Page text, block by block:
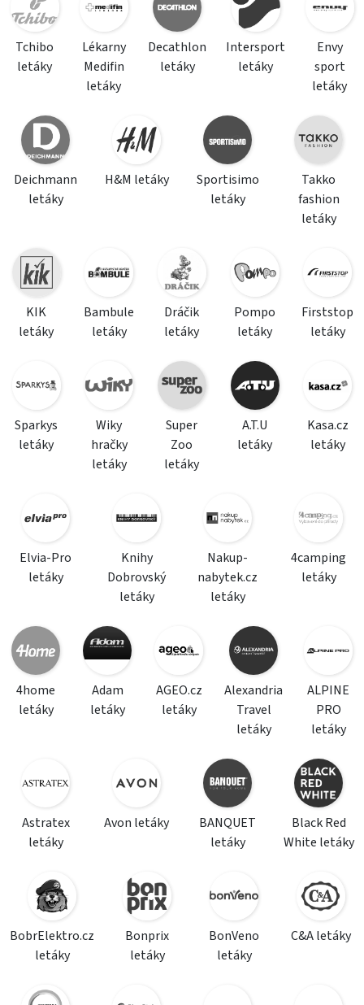
Tchibo
letáky
Lékarny
Medifin
letáky
Decathlon
letáky
Intersport
letáky
Envy
sport
letáky
Deichmann
letáky
H&M letáky
Sportisimo
letáky
Takko
fashion
letáky
KIK
letáky
Bambule
letáky
Dráčik
letáky
Pompo
letáky
Firststop
letáky
Sparkys
letáky
Wiky
hračky
letáky
Super
Zoo
letáky
A.T.U
letáky
Kasa.cz
letáky
Elvia-Pro
letáky
Knihy
Dobrovský
letáky
Nakup-
nabytek.cz
letáky
4camping
letáky
4home
letáky
Adam
letáky
AGEO.cz
letáky
Alexandria
Travel
letáky
ALPINE
PRO
letáky
Astratex
letáky
Avon letáky
BANQUET
letáky
Black Red
White letáky
BobrElektro.cz
letáky
Bonprix
letáky
BonVeno
letáky
C&A letáky